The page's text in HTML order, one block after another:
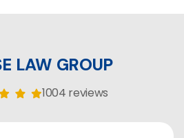
LAW GROUP
1004 reviews